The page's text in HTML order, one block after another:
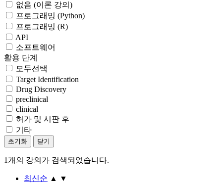
없음 (이론 강의)
프로그래밍 (Python)
프로그래밍 (R)
API
소프트웨어
활용 단계
모두선택
Target Identification
Drug Discovery
preclinical
clinical
허가 및 시판 후
기타
초기화 닫기
1개 의 강의가 검색되었습니다.
최신순 ▲
▼